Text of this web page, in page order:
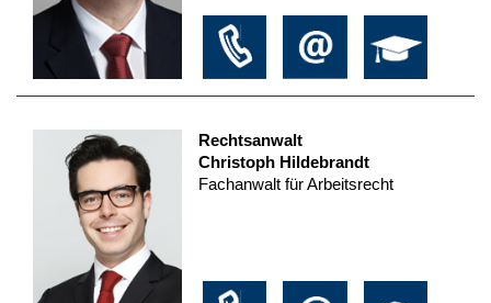
Rechtsanwalt
Christoph Hildebrandt
Fachanwalt für Arbeitsrecht